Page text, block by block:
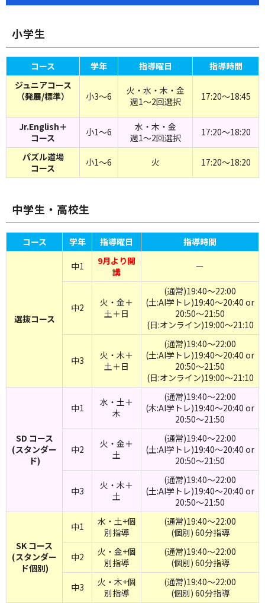
小学生
コース 学年 指導曜日
指導時間
ジュニアコース
（発展/標準）
小3～6
火・水・木・金
週1～2回選択
17:20～18:45
Jr.English＋
コース
小1～6
水・木・金
週1～2回選択
17:20～18:20
パズル道場
コース
小1～6 火 17:20～18:20
中学生・高校生
コース 学年 指導曜日 指導時間
選抜コース
中1
9月より開
講
ー
中2
火・金＋
土＋日
(通常)19:40～22:00
(土:AI学トレ)19:40～20:40 or
20:50～21:50
(日:オンライン)19:00～21:10
中3
火・木＋
土＋日
(通常)19:40～22:00
(土:AI学トレ)19:40～20:40 or
20:50～21:50
(日:オンライン)19:00～21:10
SD コース
(スタンダー
ド)
中1
水・土＋
木
(通常)19:40～22:00
(木:AI学トレ)19:40～20:40 or
20:50～21:50
中2
火・金＋
土
(通常)19:40～22:00
(土:AI学トレ)19:40～20:40 or
20:50～21:50
中3
火・木＋
土
(通常)19:40～22:00
(土:AI学トレ)19:40～20:40 or
20:50～21:50
SK コース
(スタンダー
ド個別)
中1
水・土+個
別指導
(通常)19:40～22:00
(個別) 60分指導
中2
火・金+個
別指導
(通常)19:40～22:00
(個別) 60分指導
中3
火・木+個
別指導
(通常)19:40～22:00
(個別) 60分指導